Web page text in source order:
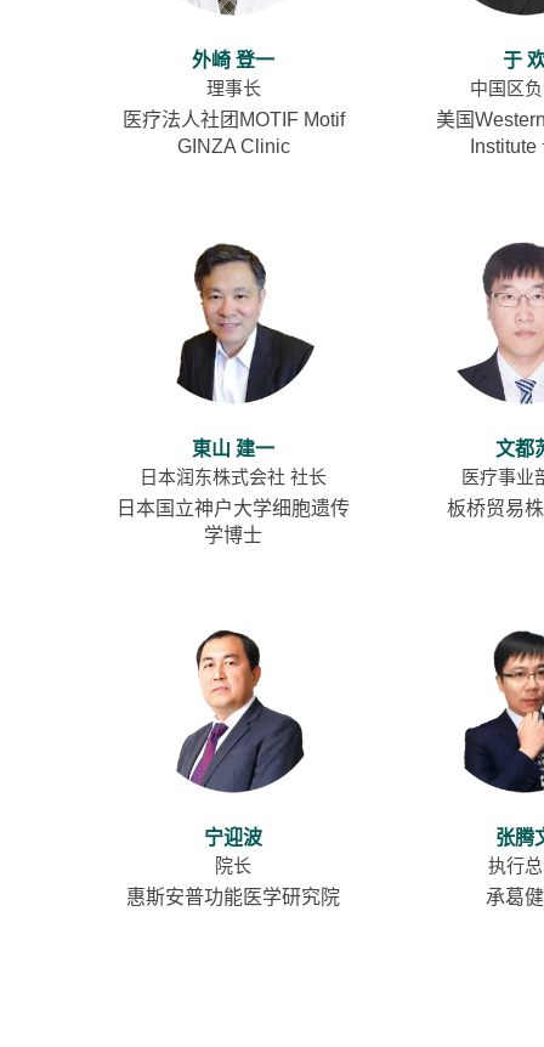
外崎 登一
理事长
医疗法人社团MOTIF Motif
GINZA Clinic
于
中国区
美国
Institute
東山 建一
日本润东株式会社 社长
日本国立神户大学细胞遗传
学博士
文都
医疗事业
板桥贸易
宁迎波
院长
惠斯安普功能医学研究院
张腾
执行
承葛